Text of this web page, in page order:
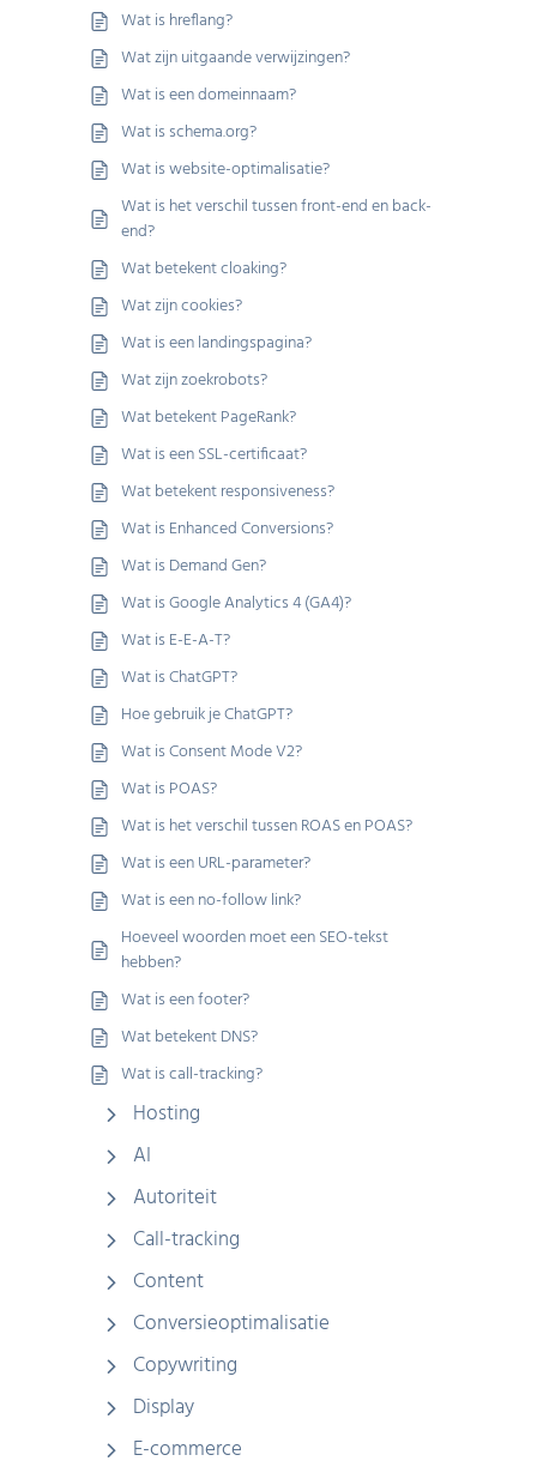
Wat is hreflang?
Wat zijn uitgaande verwijzingen?
Wat is een domeinnaam?
Wat is schema.org?
Wat is website-optimalisatie?
Wat is het verschil tussen front-end en back-
end?
Wat betekent cloaking?
Wat zijn cookies?
Wat is een landingspagina?
Wat zijn zoekrobots?
Wat betekent PageRank?
Wat is een SSL-certificaat?
Wat betekent responsiveness?
Wat is Enhanced Conversions?
Wat is Demand Gen?
Wat is Google Analytics 4 (GA4)?
Wat is E-E-A-T?
Wat is ChatGPT?
Hoe gebruik je ChatGPT?
Wat is Consent Mode V2?
Wat is POAS?
Wat is het verschil tussen ROAS en POAS?
Wat is een URL-parameter?
Wat is een no-follow link?
Hoeveel woorden moet een SEO-tekst
hebben?
Wat is een footer?
Wat betekent DNS?
Wat is call-tracking?
Hosting
AI
Autoriteit
Call-tracking
Content
Conversieoptimalisatie
Copywriting
Display
E-commerce